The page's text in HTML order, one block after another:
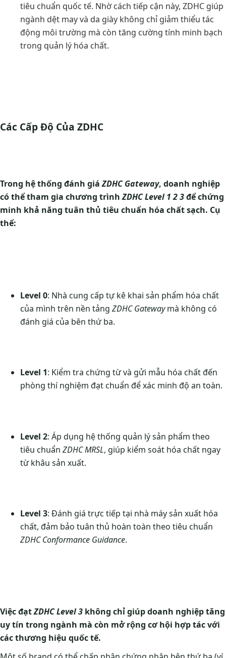
tiêu chuẩn quốc tế. Nhờ cách tiếp cận này, ZDHC giúp
ngành dệt may và da giày không chỉ giảm thiểu tác
động môi trường mà còn tăng cường tính minh bạch
trong quản lý hóa chất.
Các Cấp Độ Của ZDHC
Trong hệ thống đánh giáZDHC Gateway, doanh nghiệp
có thể tham gia chương trìnhZDHC Level 1 2 3để chứng
minh khả năng tuân thủ tiêu chuẩn hóa chất sạch. Cụ
thể:
Level 0: Nhà cung cấp tự kê khai sản phẩm hóa chất
của mình trên nền tảng ZDHC Gatewaymà không có
đánh giá của bên thứ ba.
Level 1: Kiểm tra chứng từ và gửi mẫu hóa chất đến
phòng thí nghiệm đạt chuẩn để xác minh độ an toàn.
Level 2: Áp dụng hệ thống quản lý sản phẩm theo
tiêu chuẩn ZDHC MRSL, giúp kiểm soát hóa chất ngay
từ khâu sản xuất.
Level 3: Đánh giá trực tiếp tại nhà máy sản xuất hóa
chất, đảm bảo tuân thủ hoàn toàn theo tiêu chuẩn
ZDHC Conformance Guidance.
Việc đạtZDHC Level 3 không chỉ giúp doanh nghiệp tăng
uy tín trong ngành mà còn mở rộng cơ hội hợp tác với
các thương hiệu quốc tế.